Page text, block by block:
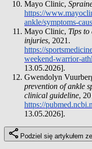
Mayo Clinic,
https://
ankle/symptoms-
Mayo Clinic, Tips to
injuries, 2021.
https://
weekend-warrior-
13.05.2026].
Gwendolyn
prevention of ankle
clinical guideline,
https://
13.05.2026].
Podziel się artykułem